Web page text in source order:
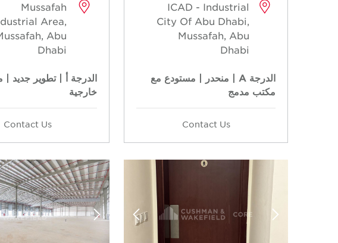
ICAD - Industrial
City Of Abu Dhabi,
Mussafah, Abu
Dhabi
الدرجة A | منحدر | مستودع مع
مكتب مدمج
Contact Us
Mussafah
Area,
Abu
Dhabi
الدرجة أ | تطوير جديد |
خارجية
Contact Us